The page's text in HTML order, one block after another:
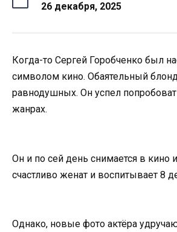
26 декабря, 2025
Когда-то Сергей Горобченко был
символом кино. Обаятельный
равнодушных. Он успел
жанрах.
Он и по сей день снимается в кино
счастливо женат и воспитывает 8
Однако, новые фото актёра